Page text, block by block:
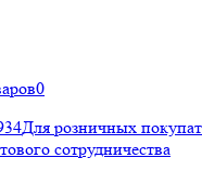
0
Для розничных
сотрудничества